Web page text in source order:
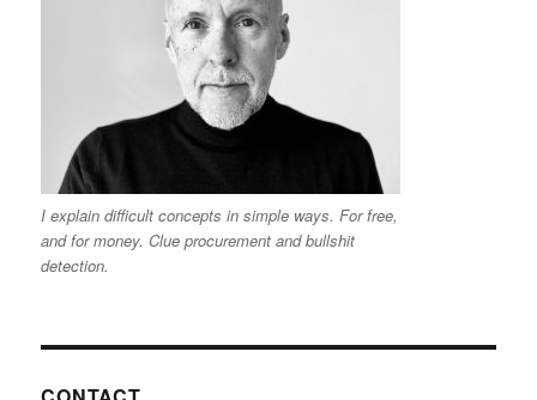
I explain difficult concepts in simple ways. For free,
and for money. Clue procurement and bullshit
detection.